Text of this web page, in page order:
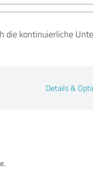
die kontinuierliche
Details &